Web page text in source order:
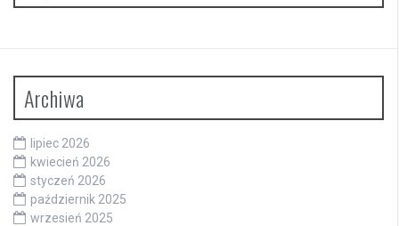
Archiwa
lipiec 2026
kwiecień 2026
styczeń 2026
październik 2025
wrzesień 2025